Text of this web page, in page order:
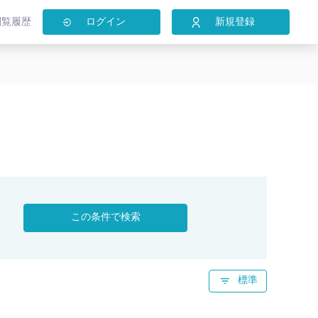
履歴 ログイン 新規登録
この条件で検索
標準